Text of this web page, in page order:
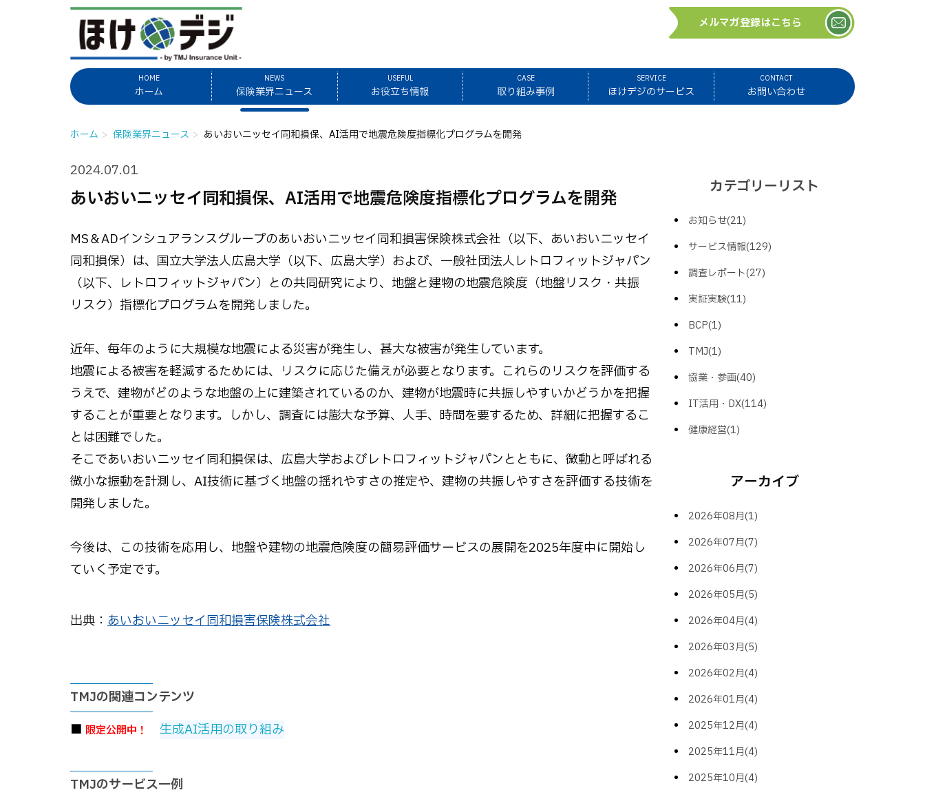
メルマガ登録はこちら
HOME
ホーム
NEWS
保険業界ニュース
USEFUL
お役立ち情報
CASE
取り組み事例
SERVICE
ほけデジのサービス
CONTACT
お問い合わせ
ホーム 保険業界ニュース あいおいニッセイ同和損保、AI活用で地震危険度指標化プログラムを開発
2024.07.01
あいおいニッセイ同和損保、AI活用で地震危険度指標化プログラムを開発
MS＆ADインシュアランスグループのあいおいニッセイ同和損害保険株式会社（以下、あいおいニッセイ
同和損保）は、国立大学法人広島大学（以下、広島大学）および、一般社団法人レトロフィットジャパン
（以下、レトロフィットジャパン）との共同研究により、地盤と建物の地震危険度（地盤リスク・共振
リスク）指標化プログラムを開発しました。
近年、毎年のように大規模な地震による災害が発生し、甚大な被害が発生しています。
地震による被害を軽減するためには、リスクに応じた備えが必要となります。これらのリスクを評価する
うえで、建物がどのような地盤の上に建築されているのか、建物が地震時に共振しやすいかどうかを把握
することが重要となります。しかし、調査には膨大な予算、人手、時間を要するため、詳細に把握するこ
とは困難でした。
そこであいおいニッセイ同和損保は、広島大学およびレトロフィットジャパンとともに、微動と呼ばれる
微小な振動を計測し、AI技術に基づく地盤の揺れやすさの推定や、建物の共振しやすさを評価する技術を
開発しました。
今後は、この技術を応用し、地盤や建物の地震危険度の簡易評価サービスの展開を2025年度中に開始し
ていく予定です。
出典： あいおいニッセイ同和損害保険株式会社
TMJの関連コンテンツ
■ 限定公開中！ 生成AI活用の取り組み
TMJのサービス一例
カテゴリーリスト
お知らせ(21)
サービス情報(129)
調査レポート(27)
実証実験(11)
BCP(1)
TMJ(1)
協業・参画(40)
IT活用・DX(114)
健康経営(1)
アーカイブ
2026年08月(1)
2026年07月(7)
2026年06月(7)
2026年05月(5)
2026年04月(4)
2026年03月(5)
2026年02月(4)
2026年01月(4)
2025年12月(4)
2025年11月(4)
2025年10月(4)